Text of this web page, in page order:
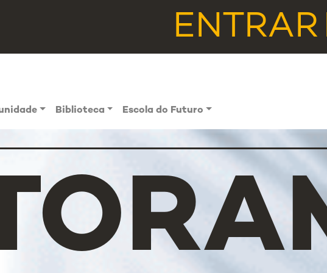
ENTRAR
Biblioteca Escola do Futuro